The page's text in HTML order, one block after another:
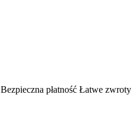
Bezpieczna płatność Łatwe zwroty